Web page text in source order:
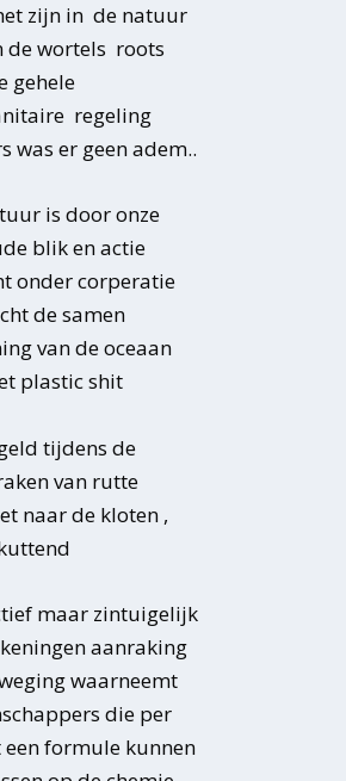
zijn in de natuur
de wortels roots
gehele
regeling
was er geen adem..
is door onze
blik en actie
onder corperatie
de samen
van de oceaan
plastic shit
tijdens de
van rutte
naar de kloten ,
maar zintuigelijk
aanraking
waarneemt
die per
formule kunnen